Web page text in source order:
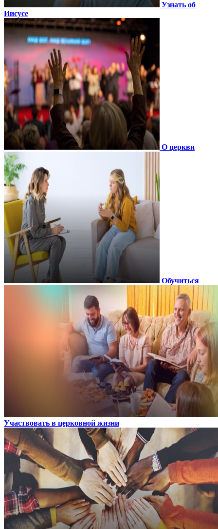
Узнать об
Иисусе
О церкви
Обучиться
Участвовать в церковной жизни